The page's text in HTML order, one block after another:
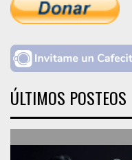
ÚLTIMOS POSTEOS